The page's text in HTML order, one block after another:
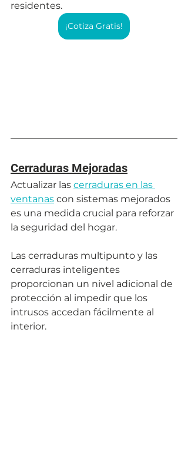
residentes.
¡Cotiza Gratis!
Cerraduras Mejoradas
Actualizar las cerraduras en las
ventanas con sistemas mejorados
es una medida crucial para reforzar
la seguridad del hogar.
Las cerraduras multipunto y las
cerraduras inteligentes
proporcionan un nivel adicional de
protección al impedir que los
intrusos accedan fácilmente al
interior.